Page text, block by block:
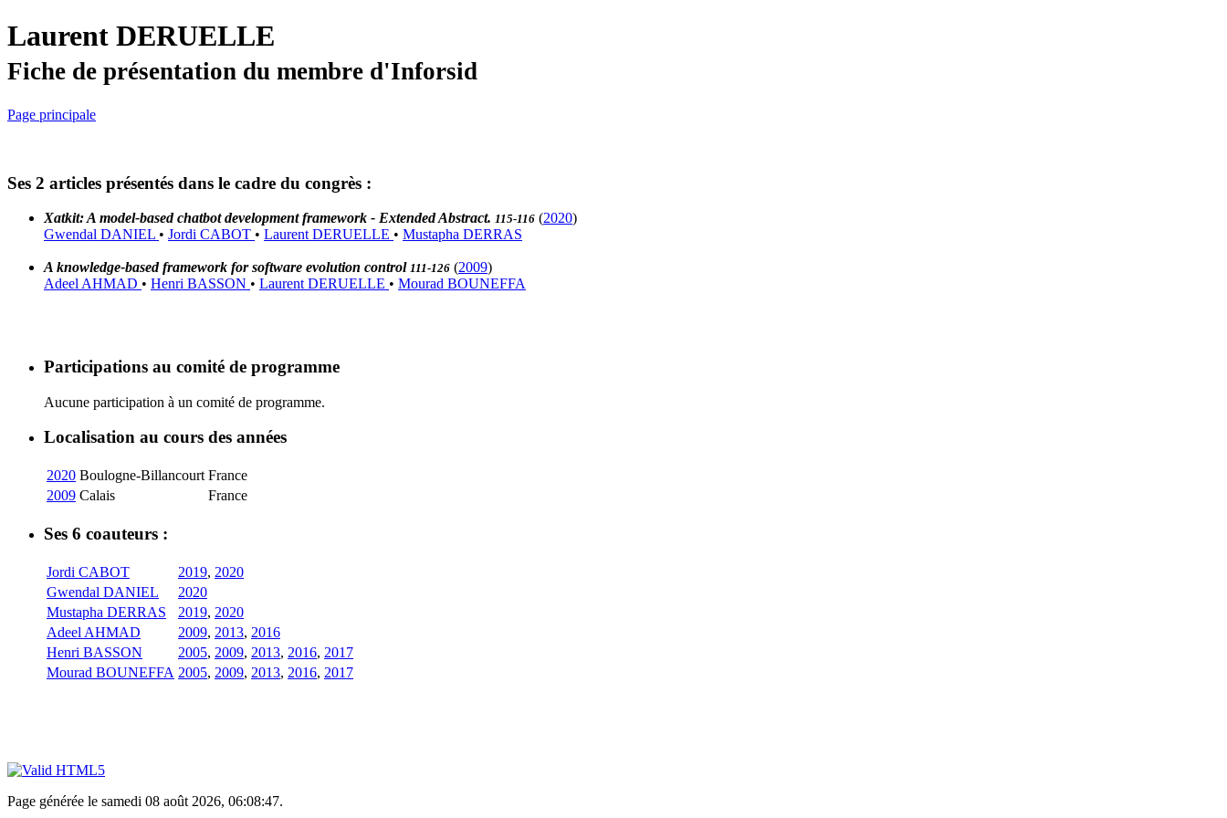
Laurent DERUELLE
Fiche de présentation du membre d'Inforsid
Page principale
Ses 2 articles présentés dans le cadre du congrès :
Xatkit: A model-based chatbot development framework - Extended Abstract. 115-116 (2020)
Gwendal DANIEL • Jordi CABOT • Laurent DERUELLE • Mustapha DERRAS
A knowledge-based framework for software evolution control 111-126 (2009)
Adeel AHMAD • Henri BASSON • Laurent DERUELLE • Mourad BOUNEFFA
Participations au comité de programme
Aucune participation à un comité de programme.
Localisation au cours des années
2020 Boulogne-Billancourt France
2009 Calais France
Ses 6 coauteurs :
Jordi CABOT 2019, 2020
Gwendal DANIEL
2020
Mustapha DERRAS
2019, 2020
Adeel AHMAD
2009, 2013, 2016
Henri BASSON
2005, 2009, 2013, 2016, 2017
Mourad BOUNEFFA 2005, 2009, 2013, 2016, 2017
Page générée le samedi 08 août 2026, 06:08:47.